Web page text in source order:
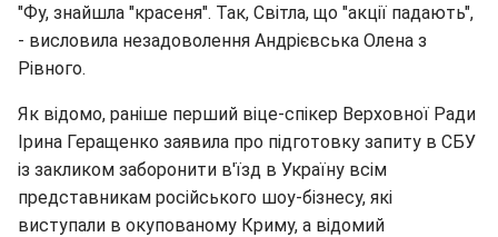
"Фу, знайшла "красеня". Так, Світла, що "акції падають",
- висловила незадоволення Андрієвська Олена з
Рівного.
Як відомо, раніше перший віце-спікер Верховної Ради
Ірина Геращенко заявила про підготовку запиту в СБУ
із закликом заборонити в'їзд в Україну всім
представникам російського шоу-бізнесу, які
виступали в окупованому Криму, а відомий